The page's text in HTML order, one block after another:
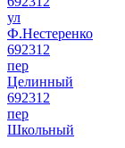
ул
Ф.Нестеренко
692312
пер
Целинный
692312
пер
Школьный